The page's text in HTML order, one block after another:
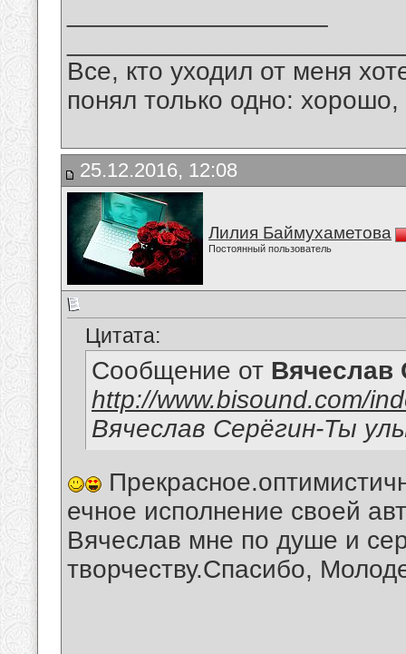
Все, кто уходил от меня
понял только одно:
25.12.2016, 12:08
Лилия Баймухаметова
Постоянный пользователь
Цитата:
Сообщение от Вячеслав
http://www.bisound.com/
Вячеслав Серёгин-Ты
ечное исполнение своей
Вячеслав мне по душе и
творчеству.Спасибо,